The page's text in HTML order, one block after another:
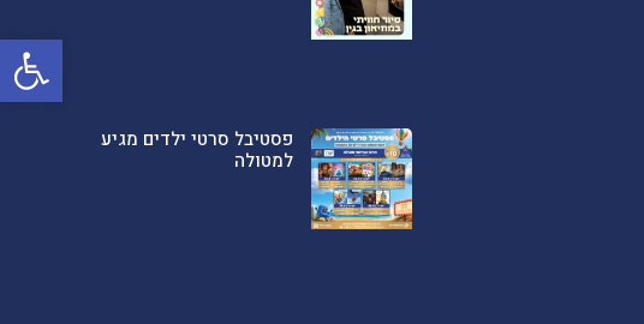
פתח
פסטיבל סרטי ילדים מגיע
למטולה